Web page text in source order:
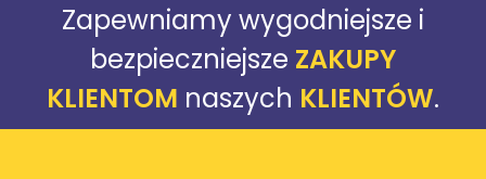
Zapewniamy wygodniejsze i
bezpieczniejsze ZAKUPY
KLIENTOM naszych KLIENTÓW.